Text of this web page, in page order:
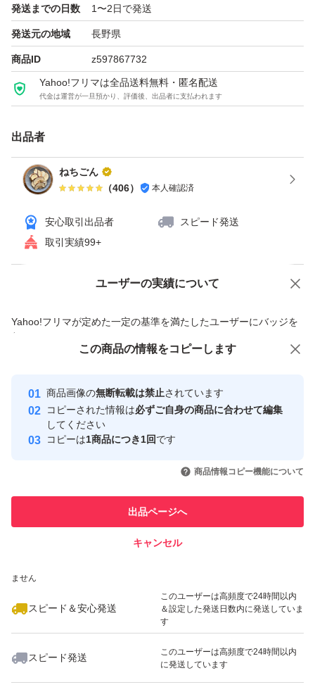
フライパンで炒って、菊芋茶に…
料理にプラスするときは、少量のお湯に入れておくと、早
く戻ります。
水に戻さずに、チップスのようにそのまま食べることもで
野菜不足が簡単に補える上、乾燥により栄養価もアップし
ます。歯応えもあるため、食べ応えもあります。
長期保存がきくので、防災グッズにもおすすめです。
賞味期限: 2026年12月31日
保存方法: 高温多湿を避け冷暗所にて保存
菊芋について…
スーパーフードと言われる菊芋に含まれるイヌリンは、血
糖値を上げる原因となる炭水化物の吸収を抑える働きがあ
も一役かっています。
便秘の改善にも効果があるといわれています。
※一度に食べすぎると、お腹が緩くなることがありますの
発送までの日数 1〜2日で発送
発送元の地域 長野県
商品ID z597867732
Yahoo!フリマは全品送料無料・匿名配送
代金は運営が一旦預かり、評価後、出品者に支払われます
出品者
ねちごん
（406） 本人確認済
安心取引出品者
スピード発送
取引実績99+
ユーザーの実績について
Yahoo!フリマが定めた一定の基準を満たしたユーザーにバッジを
付与しています
安心取引出品者
心・安全なユーザーです
取引実績
引を完了させた実績があります
での取引実績があります
ません
スピード＆安心発送
このユーザーは高頻度で24時間以内
＆設定した発送日数内に発送していま
す
スピード発送
このユーザーは高頻度で24時間以内
に発送しています
価格の相談 商品への質問
この商品の情報をコピーします
商品画像の無断転載は禁止されています
コピーされた情報は必ずご自身の商品に合わせて編集
してください
コピーは1商品につき1回です
商品情報コピー機能について
出品ページへ
キャンセル
この商品をみている人にオススメ
いいね！
2,300